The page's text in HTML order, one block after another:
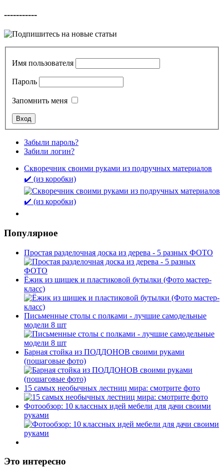
-----------
Имя пользователя
Пароль
Запомнить меня
Забыли пароль?
Забили логин?
Скворечник своими руками из подручных материалов
✔️ (из коробки)
Популярное
Простая разделочная доска из дерева - 5 разных ФОТО
Ёжик из шишек и пластиковой бутылки (Фото мастер-
класс)
Письменные столы с полками - лучшие самодельные
модели 8 шт
Барная стойка из ПОДДОНОВ своими руками
(пошаговые фото)
15 самых необычных лестниц мира: смотрите фото
Фотообзор: 10 классных идей мебели для дачи своими
руками
Это интересно